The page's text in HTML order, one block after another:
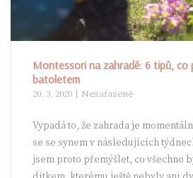
Montessori na zahradě: 6 tipů, co
batoletem
20. 3. 2020 Nezařazené
Vypadá to, že zahrada je
se se synem v následujících
jsem proto přemýšlet, co všechno